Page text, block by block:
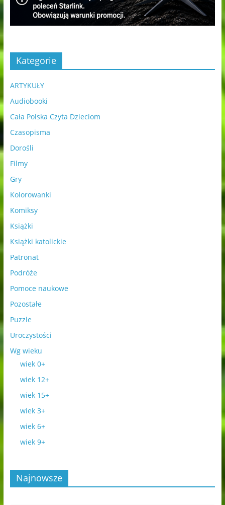
Kategorie
ARTYKUŁY
Audiobooki
Cała Polska Czyta Dzieciom
Czasopisma
Dorośli
Filmy
Gry
Kolorowanki
Komiksy
Książki
Książki katolickie
Patronat
Podróże
Pomoce naukowe
Pozostałe
Puzzle
Uroczystości
Wg wieku
wiek 0+
wiek 12+
wiek 15+
wiek 3+
wiek 6+
wiek 9+
Najnowsze